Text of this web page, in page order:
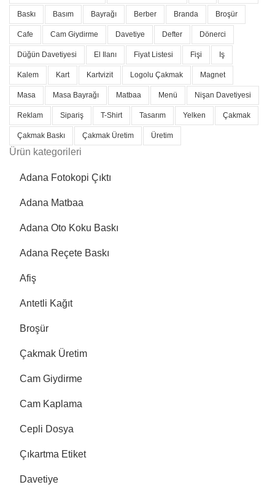
Baskı Basım Bayrağı Berber Branda Broşür
Cafe Cam Giydirme Davetiye Defter Dönerci
Düğün Davetiyesi El Ilanı Fiyat Listesi Fişi Iş
Kalem Kart Kartvizit Logolu Çakmak Magnet
Masa Masa Bayrağı Matbaa Menü Nişan Davetiyesi
Reklam Sipariş T-Shirt Tasarım Yelken Çakmak
Çakmak Baskı Çakmak Üretim Üretim
Ürün kategorileri
Adana Fotokopi Çıktı
Adana Matbaa
Adana Oto Koku Baskı
Adana Reçete Baskı
Afiş
Antetli Kağıt
Broşür
Çakmak Üretim
Cam Giydirme
Cam Kaplama
Cepli Dosya
Çıkartma Etiket
Davetiye